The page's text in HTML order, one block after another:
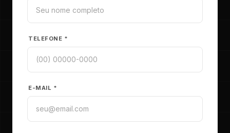
TELEFONE *
E-MAIL *